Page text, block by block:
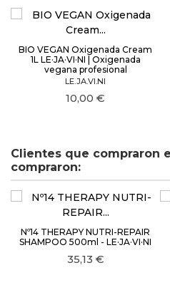
BIO VEGAN Oxigenada Cream
1L LE·JA·VI·NI | Oxigenada
vegana profesional
LE.JA.VI.NI
10,00 €
Clientes que compraron
compraron:
Nº14 THERAPY NUTRI-REPAIR
SHAMPOO 500ml - LE·JA·VI·NI
35,13 €